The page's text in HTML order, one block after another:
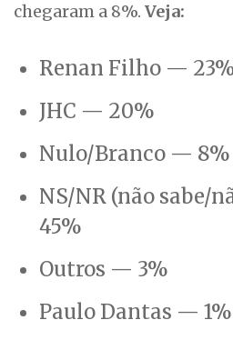
chegaram a 8%. Veja:
Renan Filho —
JHC — 20%
Nulo/Branco — 8%
NS/NR (não sabe/
45%
Outros — 3%
Paulo Dantas — 1%